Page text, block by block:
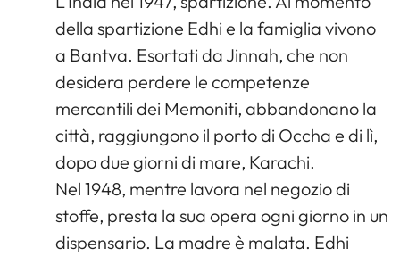
della spartizione Edhi e la famiglia vivono
a Bantva. Esortati da Jinnah, che non
desidera perdere le competenze
mercantili dei Memoniti, abbandonano la
città, raggiungono il porto di Occha e di lì,
dopo due giorni di mare, Karachi.
Nel 1948, mentre lavora nel negozio di
stoffe, presta la sua opera ogni giorno in un
dispensario. La madre è malata. Edhi